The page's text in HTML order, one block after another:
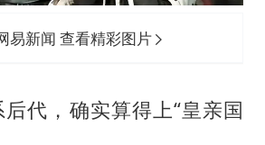
易新闻 查看精彩图片
代，确实算得上“皇亲国